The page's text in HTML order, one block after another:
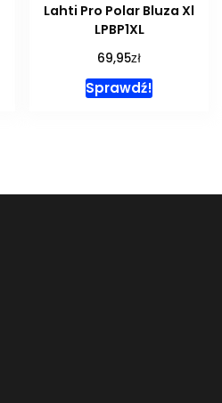
Lahti Pro Polar Bluza Xl
LPBP1XL
69,95zł
Sprawdź!